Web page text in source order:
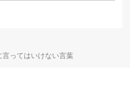
言ってはいけない言葉